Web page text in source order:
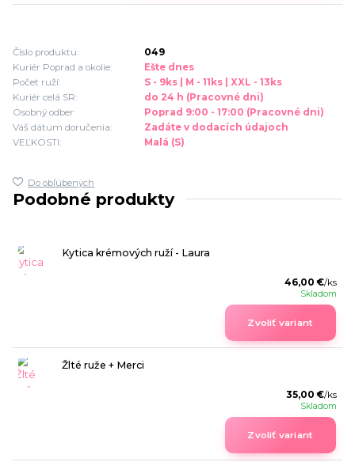
Číslo produktu:
049
Kuriér Poprad a okolie:
Ešte dnes
Počet ruží:
S - 9ks | M - 11ks | XXL - 13ks
Kuriér celá SR:
do 24 h (Pracovné dni)
Osobný odber:
Poprad 9:00 - 17:00 (Pracovné dni)
Váš dátum doručenia:
Zadáte v dodacích údajoch
VEĽKOSTI:
Malá (S)
Do obľúbených
Podobné produkty
Kytica krémových ruží - Laura
46,00 €/ks
Skladom
Zvoliť variant
Žlté ruže + Merci
35,00 €/ks
Skladom
Zvoliť variant